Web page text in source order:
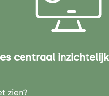
centraal inzichtelijk
zien?